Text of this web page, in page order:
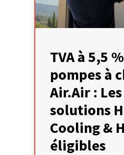
TVA à 5,5
pompes à
Air.Air : Les
solutions
Cooling &
éligibles